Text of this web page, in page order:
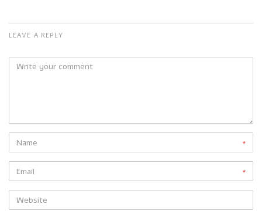
LEAVE A REPLY
*
*